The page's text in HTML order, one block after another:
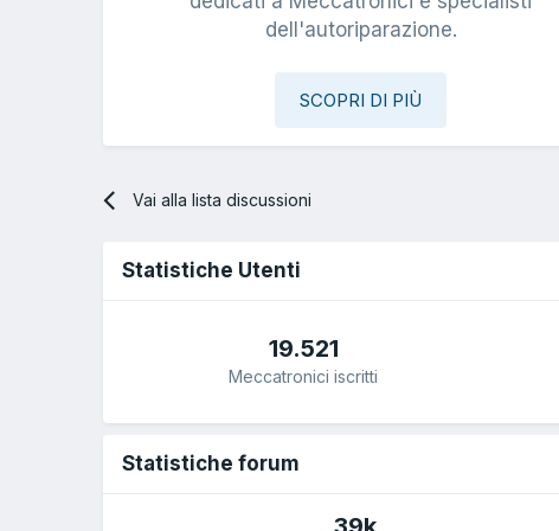
dell'autoriparazione.
SCOPRI DI PIÙ
Vai alla lista discussioni
Statistiche Utenti
19.521
Meccatronici iscritti
Statistiche forum